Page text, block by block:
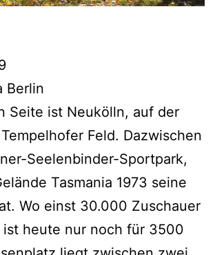
Berlin
Seite ist Neukölln, auf der
Feld. Dazwischen
Seelenbinder-Sportpark,
Tasmania 1973 seine
Wo einst 30.000 Zuschauer
ist heute nur noch für 3500